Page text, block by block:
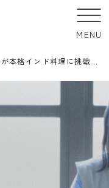
MENU
理に挑戦！」～スパイスの魅力を学ぶ～